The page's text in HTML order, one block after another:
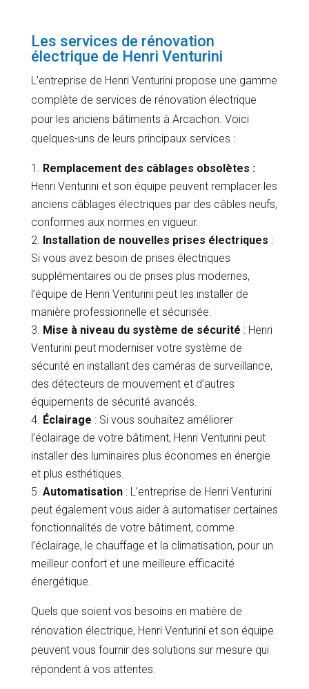
Les services de rénovation
électrique de Henri Venturini
L’entreprise de Henri Venturini propose une gamme
complète de services de rénovation électrique
pour les anciens bâtiments à Arcachon. Voici
quelques-uns de leurs principaux services :
Remplacement des câblages obsolètes :
Henri Venturini et son équipe peuvent remplacer les
anciens câblages électriques par des câbles neufs,
conformes aux normes en vigueur.
Installation de nouvelles prises électriques :
Si vous avez besoin de prises électriques
supplémentaires ou de prises plus modernes,
l’équipe de Henri Venturini peut les installer de
manière professionnelle et sécurisée.
Mise à niveau du système de sécurité : Henri
Venturini peut moderniser votre système de
sécurité en installant des caméras de surveillance,
des détecteurs de mouvement et d’autres
équipements de sécurité avancés.
Éclairage : Si vous souhaitez améliorer
l’éclairage de votre bâtiment, Henri Venturini peut
installer des luminaires plus économes en énergie
et plus esthétiques.
Automatisation: L’entreprise de Henri Venturini
peut également vous aider à automatiser certaines
fonctionnalités de votre bâtiment, comme
l’éclairage, le chauffage et la climatisation, pour un
meilleur confort et une meilleure efficacité
énergétique.
Quels que soient vos besoins en matière de
rénovation électrique, Henri Venturini et son équipe
peuvent vous fournir des solutions sur mesure qui
répondent à vos attentes.